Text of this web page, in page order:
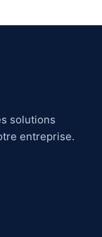
solutions
entreprise.